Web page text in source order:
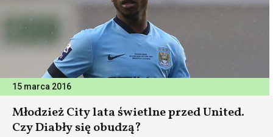
15 marca 2016
Młodzież City lata świetlne przed United.
Czy Diabły się obudzą?